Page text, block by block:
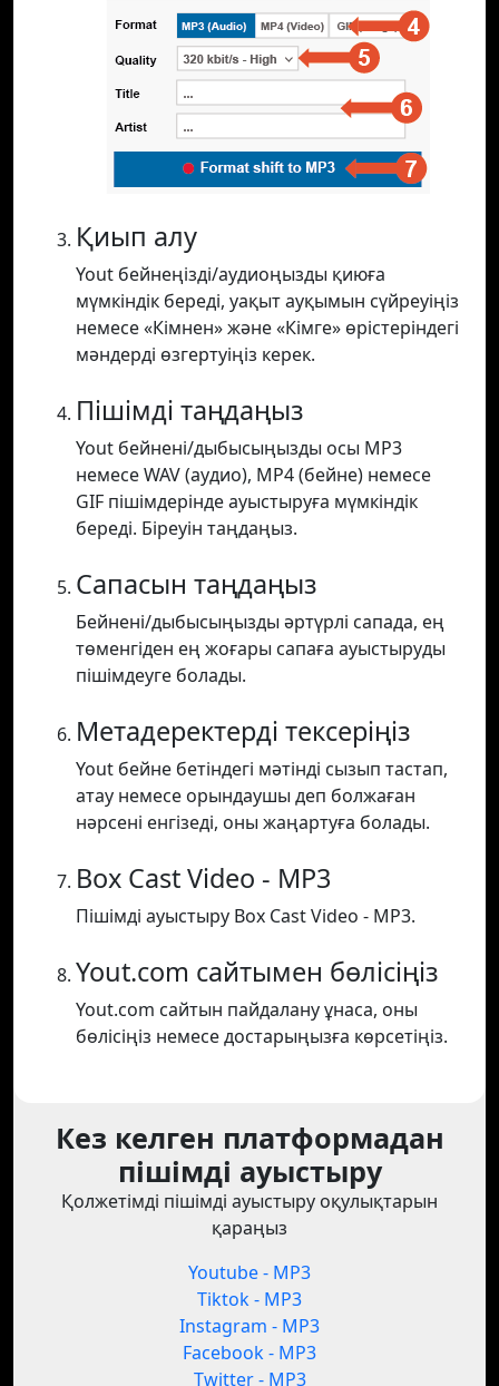
Қиып алу
Yout бейнеңізді/аудиоңызды қиюға
мүмкіндік береді, уақыт ауқымын сүйреуіңіз
немесе «Кімнен» және «Кімге» өрістеріндегі
мәндерді өзгертуіңіз керек.
Пішімді таңдаңыз
Yout бейнені/дыбысыңызды осы MP3
немесе WAV (аудио), MP4 (бейне) немесе
GIF пішімдерінде ауыстыруға мүмкіндік
береді. Біреуін таңдаңыз.
Сапасын таңдаңыз
Бейнені/дыбысыңызды әртүрлі сапада, ең
төменгіден ең жоғары сапаға ауыстыруды
пішімдеуге болады.
Метадеректерді тексеріңіз
Yout бейне бетіндегі мәтінді сызып тастап,
атау немесе орындаушы деп болжаған
нәрсені енгізеді, оны жаңартуға болады.
Box Cast Video - MP3
Пішімді ауыстыру Box Cast Video - MP3.
Yout.com сайтымен бөлісіңіз
Yout.com сайтын пайдалану ұнаса, оны
бөлісіңіз немесе достарыңызға көрсетіңіз.
Кез келген платформадан
пішімді ауыстыру
Қолжетімді пішімді ауыстыру оқулықтарын
қараңыз
Youtube - MP3
Tiktok - MP3
Instagram - MP3
Facebook - MP3
Twitter - MP3